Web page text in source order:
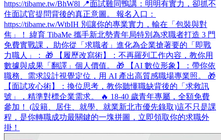
https://tibame.tw/BhW8l 📍面試雞同鴨講：明明有實力，卻抓不
住面試官提問背後的真正意圖。 報名入口：
https://tibame.tw/WtbIH 別讓你的專業實力，輸在「包裝與對
焦」！ 緯育 TibaMe 攜手新北勢青年局特別為求職者打造 3 門
免費實戰課， 助你從「求職者」進化為企業搶著要的「即戰
力職人」： 🎁 【履歷改寫術】：不再羅列工作內容，教你用
數據與成果「翻譯」個人價值。 🎁 【AI 數位形象】：帶你依
職務、需求設計視覺定位，用 AI 產出高質感職場專業照。 🎁
【面試攻心術】：換位思考，教你聽懂職缺背後的「求救訊
號」，精準對標企業需求。 🔥 18-40 歲青年專屬，全額免費
參加！ (設籍、居住、就學、就業新北市優先錄取)​ 這不只是課
程，是你轉職成功最關鍵的一塊拼圖，立即領取你的求職外
掛！